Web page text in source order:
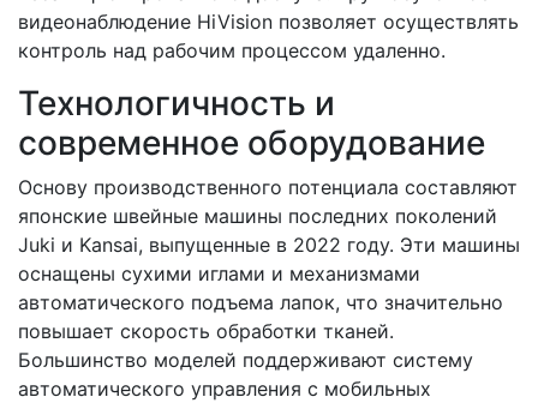
видеонаблюдение HiVision позволяет осуществлять
контроль над рабочим процессом удаленно.
Технологичность и
современное оборудование
Основу производственного потенциала составляют
японские швейные машины последних поколений
Juki и Kansai, выпущенные в 2022 году. Эти машины
оснащены сухими иглами и механизмами
автоматического подъема лапок, что значительно
повышает скорость обработки тканей.
Большинство моделей поддерживают систему
автоматического управления с мобильных